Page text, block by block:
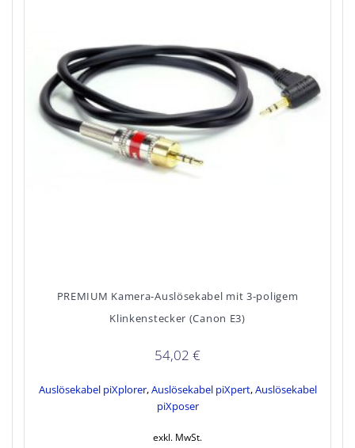
PREMIUM Kamera-Auslösekabel mit 3-poligem
Klinkenstecker (Canon E3)
54,02 €
Auslösekabel piXplorer,Auslösekabel piXpert,Auslösekabel
piXposer
exkl. MwSt.